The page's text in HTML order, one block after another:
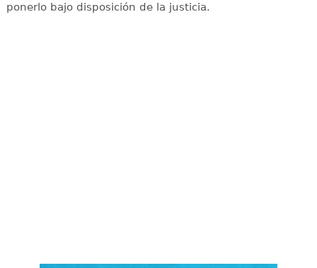
ponerlo bajo disposición de la justicia.